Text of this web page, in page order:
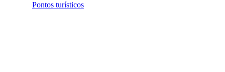
Pontos turísticos